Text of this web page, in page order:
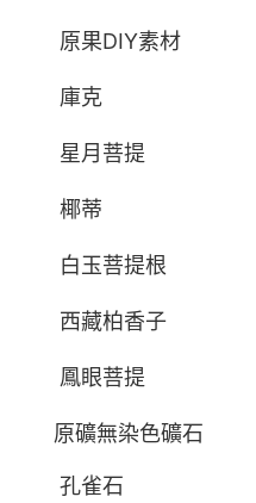
原果DIY素材
庫克
星月菩提
椰蒂
白玉菩提根
西藏柏香子
鳳眼菩提
原礦無染色礦石
孔雀石